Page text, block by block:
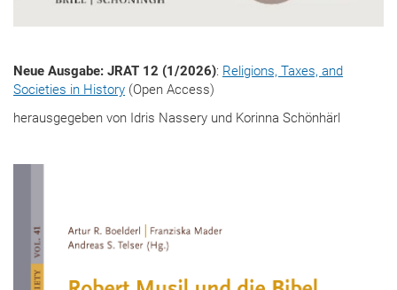
Neue Ausgabe: JRAT 12 (1/2026): Religions, Taxes, and
Societies in History (Open Access)
herausgegeben von Idris Nassery und Korinna Schönhärl